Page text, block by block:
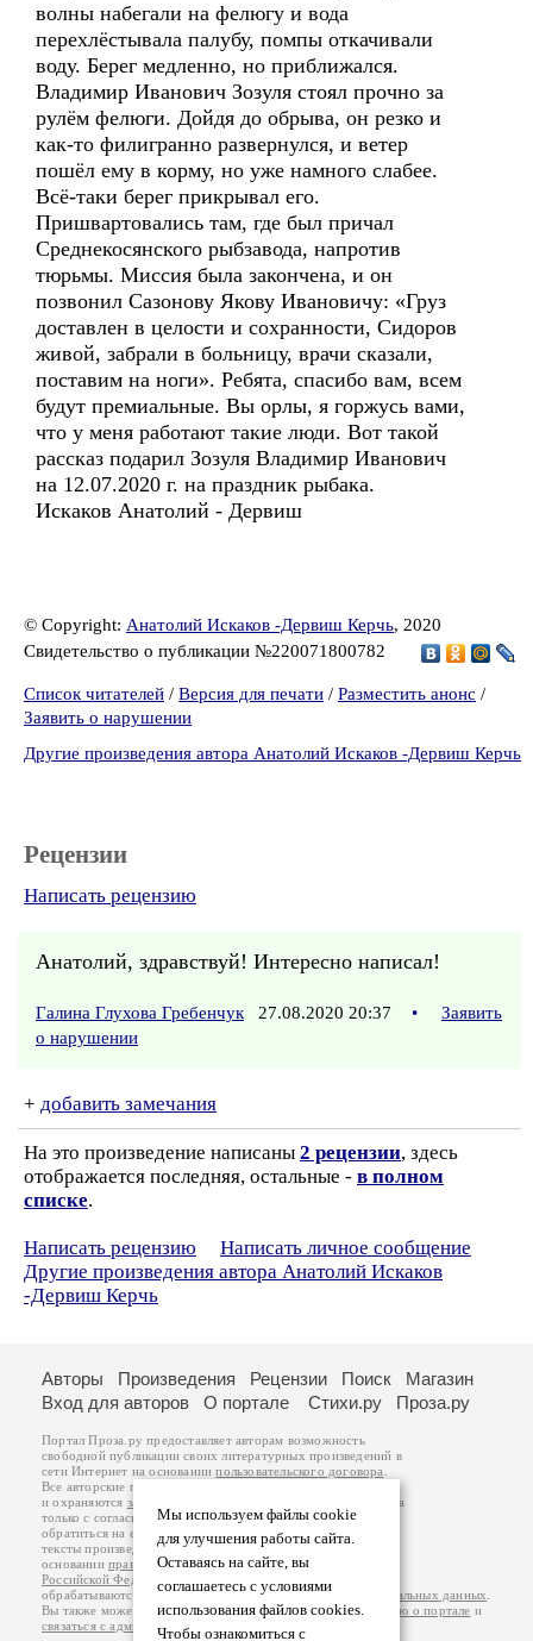
волны набегали на фелюгу и вода
перехлёстывала палубу, помпы откачивали
воду. Берег медленно, но приближался.
Владимир Иванович Зозуля стоял прочно за
рулём фелюги. Дойдя до обрыва, он резко и
как-то филигранно развернулся, и ветер
пошёл ему в корму, но уже намного слабее.
Всё-таки берег прикрывал его.
Пришвартовались там, где был причал
Среднекосянского рыбзавода, напротив
тюрьмы. Миссия была закончена, и он
позвонил Сазонову Якову Ивановичу: «Груз
доставлен в целости и сохранности, Сидоров
живой, забрали в больницу, врачи сказали,
поставим на ноги». Ребята, спасибо вам, всем
будут премиальные. Вы орлы, я горжусь вами,
что у меня работают такие люди. Вот такой
рассказ подарил Зозуля Владимир Иванович
на 12.07.2020 г. на праздник рыбака.
Искаков Анатолий - Дервиш
© Copyright: Анатолий Искаков -Дервиш Керчь, 2020
Свидетельство о публикации №220071800782
Список читателей / Версия для печати / Разместить анонс /
Заявить о нарушении
Другие произведения автора Анатолий Искаков -Дервиш Керчь
Рецензии
Написать рецензию
Анатолий, здравствуй! Интересно написал!
Галина Глухова Гребенчук 27.08.2020 20:37 •
Заявить
о нарушении
+ добавить замечания
На это произведение написаны 2 рецензии, здесь
отображается последняя, остальные - в полном
списке.
Написать рецензию
Написать личное сообщение
Другие произведения автора Анатолий Искаков
-Дервиш Керчь
Мы используем файлы cookie
для улучшения работы сайта.
Оставаясь на сайте, вы
соглашаетесь с условиями
использования файлов cookies.
Чтобы ознакомиться с
Авторы Произведения Рецензии Поиск
Магазин
Вход для авторов
О портале Стихи.ру Проза.ру
Портал Проза.ру предоставляет авторам возможность
свободной публикации своих литературных произведений в
сети Интернет на основаниипользовательского договора
Все авторские права на произведения принадлежат авторам
и охраняются законом
. Перепечатка произведений возможна
только с согласия его автора, к которому вы можете
обратиться на его авторской странице. Ответственность за
тексты произведений авторы несут самостоятельно на
основанииправил публикацииизаконодательства
Российской Федерации
обрабатываются на основанииПолитики обработки персональных данных
Вы также можете посмотреть более подробнуюинформацию о портале и
связаться с администрацией